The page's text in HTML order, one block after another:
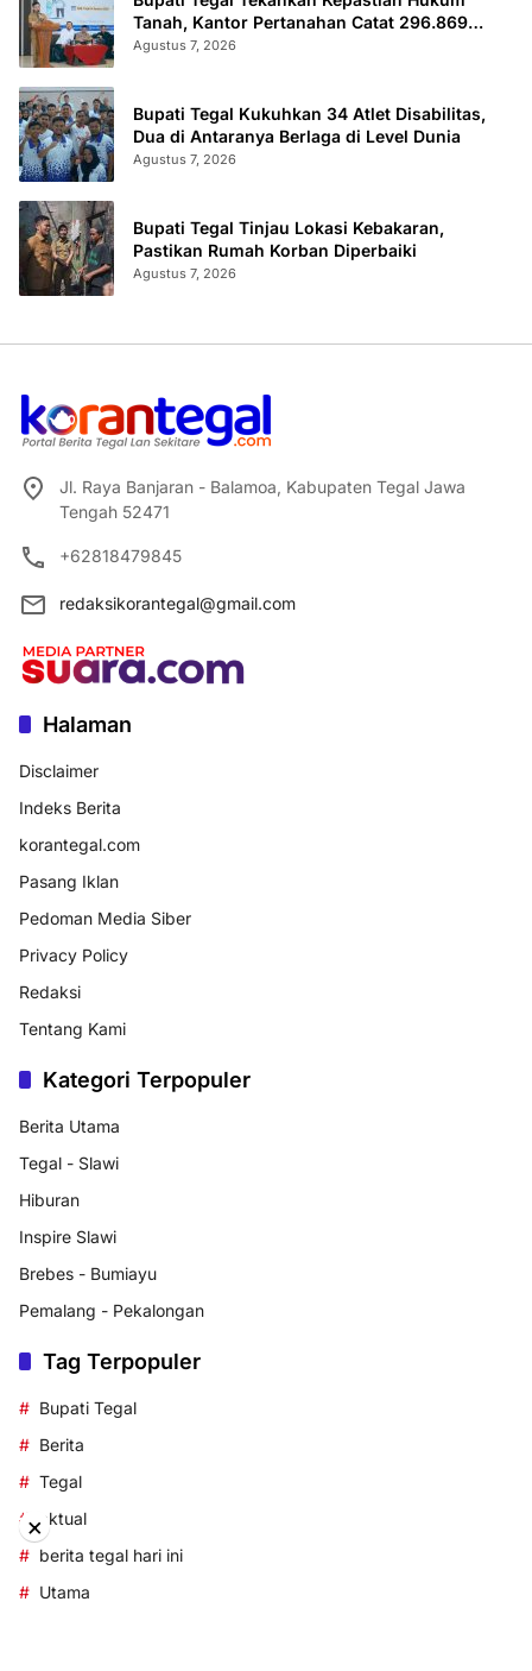
Tanah, Kantor Pertanahan Catat 296.869
Sertifikat Terbit
Agustus 7, 2026
Bupati Tegal Kukuhkan 34 Atlet Disabilitas,
Dua di Antaranya Berlaga di Level Dunia
Agustus 7, 2026
Bupati Tegal Tinjau Lokasi Kebakaran,
Pastikan Rumah Korban Diperbaiki
Agustus 7, 2026
Jl. Raya Banjaran - Balamoa, Kabupaten Tegal Jawa
Tengah 52471
+62818479845
redaksikorantegal@gmail.com
Halaman
Disclaimer
Indeks Berita
korantegal.com
Pasang Iklan
Pedoman Media Siber
Privacy Policy
Redaksi
Tentang Kami
Kategori Terpopuler
Berita Utama
Tegal - Slawi
Hiburan
Inspire Slawi
Brebes - Bumiayu
Pemalang - Pekalongan
Tag Terpopuler
Bupati Tegal
Berita
Tegal
aktual
berita tegal hari ini
Utama
×